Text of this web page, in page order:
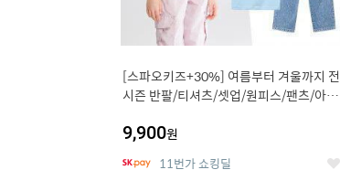
[스파오키즈+30%] 여름부터 겨울까지 전
시즌 반팔/티셔츠/셋업/원피스/팬츠/아우
9,900원
11번가 쇼킹딜 좋